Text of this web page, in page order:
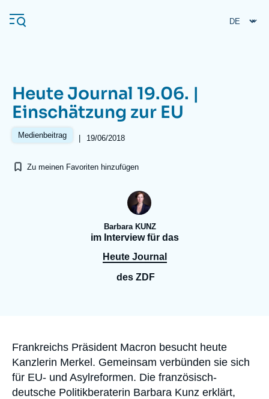
zum
Inhalt
Navigation
principale
Ifri
Veröffentlichungen
Anmelden
Häufige Suchanfragen
Heute Journal 19.06. |
Einschätzung zur EU
Medienbeitrag | 19/06/2018
Zu meinen Favoriten hinzufügen
Barbara KUNZ
im Interview für das
Heute Journal
des ZDF
Accroche
Frankreichs Präsident Macron besucht heute
Kanzlerin Merkel. Gemeinsam verbünden sie sich
für ​EU- und Asylreformen. Die französisch-
deutsche Politikberaterin Barbara Kunz erklärt,